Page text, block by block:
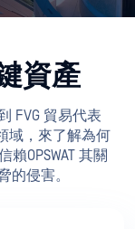
資產
FVG 貿易代表
域，來了解為何
OPSWAT 其關
的侵害。